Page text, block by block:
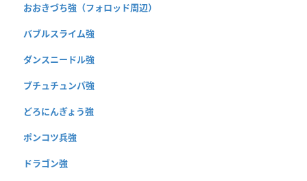
おおきづち強（フォロッド周辺）
バブルスライム強
ダンスニードル強
ブチュチュンパ強
どろにんぎょう強
ポンコツ兵強
ドラゴン強